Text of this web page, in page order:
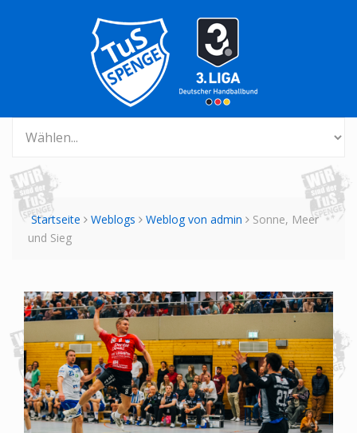
Startseite Weblogs Weblog von admin
Sonne, Meer
und Sieg